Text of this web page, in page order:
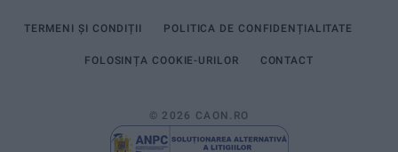
TERMENI ȘI CONDIȚII POLITICA DE CONFIDENȚIALITATE
FOLOSINȚA COOKIE-URILOR CONTACT
© 2026 CAON.RO